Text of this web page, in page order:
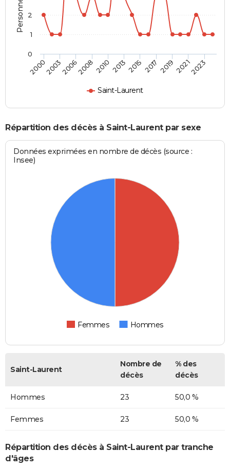
Saint-Laurent
20002003200620082010 20132015 2017 201920212023
0
1
2
Répartition des décès à Saint-Laurent par sexe
Données exprimées en nombre de décès (source :
Insee)
Femmes Hommes
Saint-Laurent
Nombre de
décès
% des
décès
Hommes 23 50,0 %
Femmes 23 50,0 %
Répartition des décès à Saint-Laurent par tranche
d'âges